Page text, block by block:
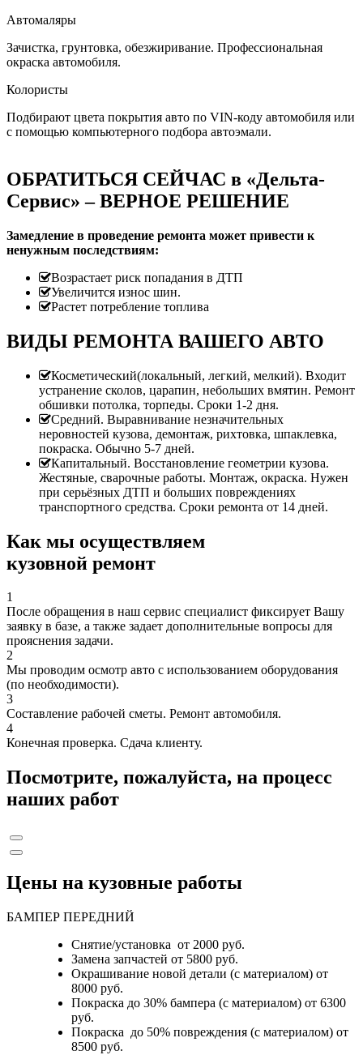
Автомаляры
Зачистка, грунтовка, обезжиривание. Профессиональная
окраска автомобиля.
Колористы
Подбирают цвета покрытия авто по VIN-коду автомобиля или
с помощью компьютерного подбора автоэмали.
ОБРАТИТЬСЯ СЕЙЧАС в «Дельта-
Сервис» – ВЕРНОЕ РЕШЕНИЕ
Замедление в проведение ремонта может привести к
ненужным последствиям:
Возрастает риск попадания в ДТП
Увеличится износ шин.
Растет потребление топлива
ВИДЫ РЕМОНТА ВАШЕГО АВТО
Косметический(локальный, легкий, мелкий). Входит
устранение сколов, царапин, небольших вмятин. Ремонт
обшивки потолка, торпеды. Сроки 1-2 дня.
Средний. Выравнивание незначительных
неровностей кузова, демонтаж, рихтовка, шпаклевка,
покраска. Обычно 5-7 дней.
Капитальный. Восстановление геометрии кузова.
Жестяные, сварочные работы. Монтаж, окраска. Нужен
при серьёзных ДТП и больших повреждениях
транспортного средства. Сроки ремонта от 14 дней.
Как мы осуществляем
кузовной ремонт
1
После обращения в наш сервис специалист фиксирует Вашу
заявку в базе, а также задает дополнительные вопросы для
прояснения задачи.
2
Мы проводим осмотр авто с использованием оборудования
(по необходимости).
3
Составление рабочей сметы. Ремонт автомобиля.
4
Конечная проверка. Сдача клиенту.
Посмотрите, пожалуйста, на процесс
наших работ
Цены на кузовные работы
БАМПЕР ПЕРЕДНИЙ
Снятие/установка от 2000 руб.
Замена запчастей от 5800 руб.
Окрашивание новой детали (с материалом) от
8000 руб.
Покраска до 30% бампера (с материалом) от 6300
руб.
Покраска до 50% повреждения (с материалом) от
8500 руб.